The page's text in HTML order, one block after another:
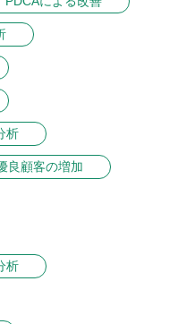
析
良顧客の増加
析